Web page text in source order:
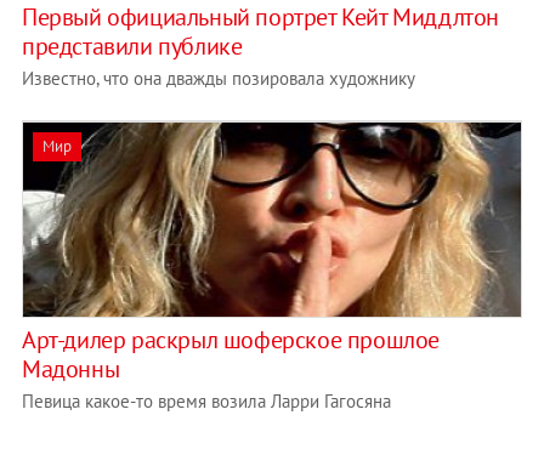
Первый официальный портрет Кейт Миддлтон
представили публике
Известно, что она дважды позировала художнику
Мир
Арт-дилер раскрыл шоферское прошлое
Мадонны
Певица какое-то время возила Ларри Гагосяна